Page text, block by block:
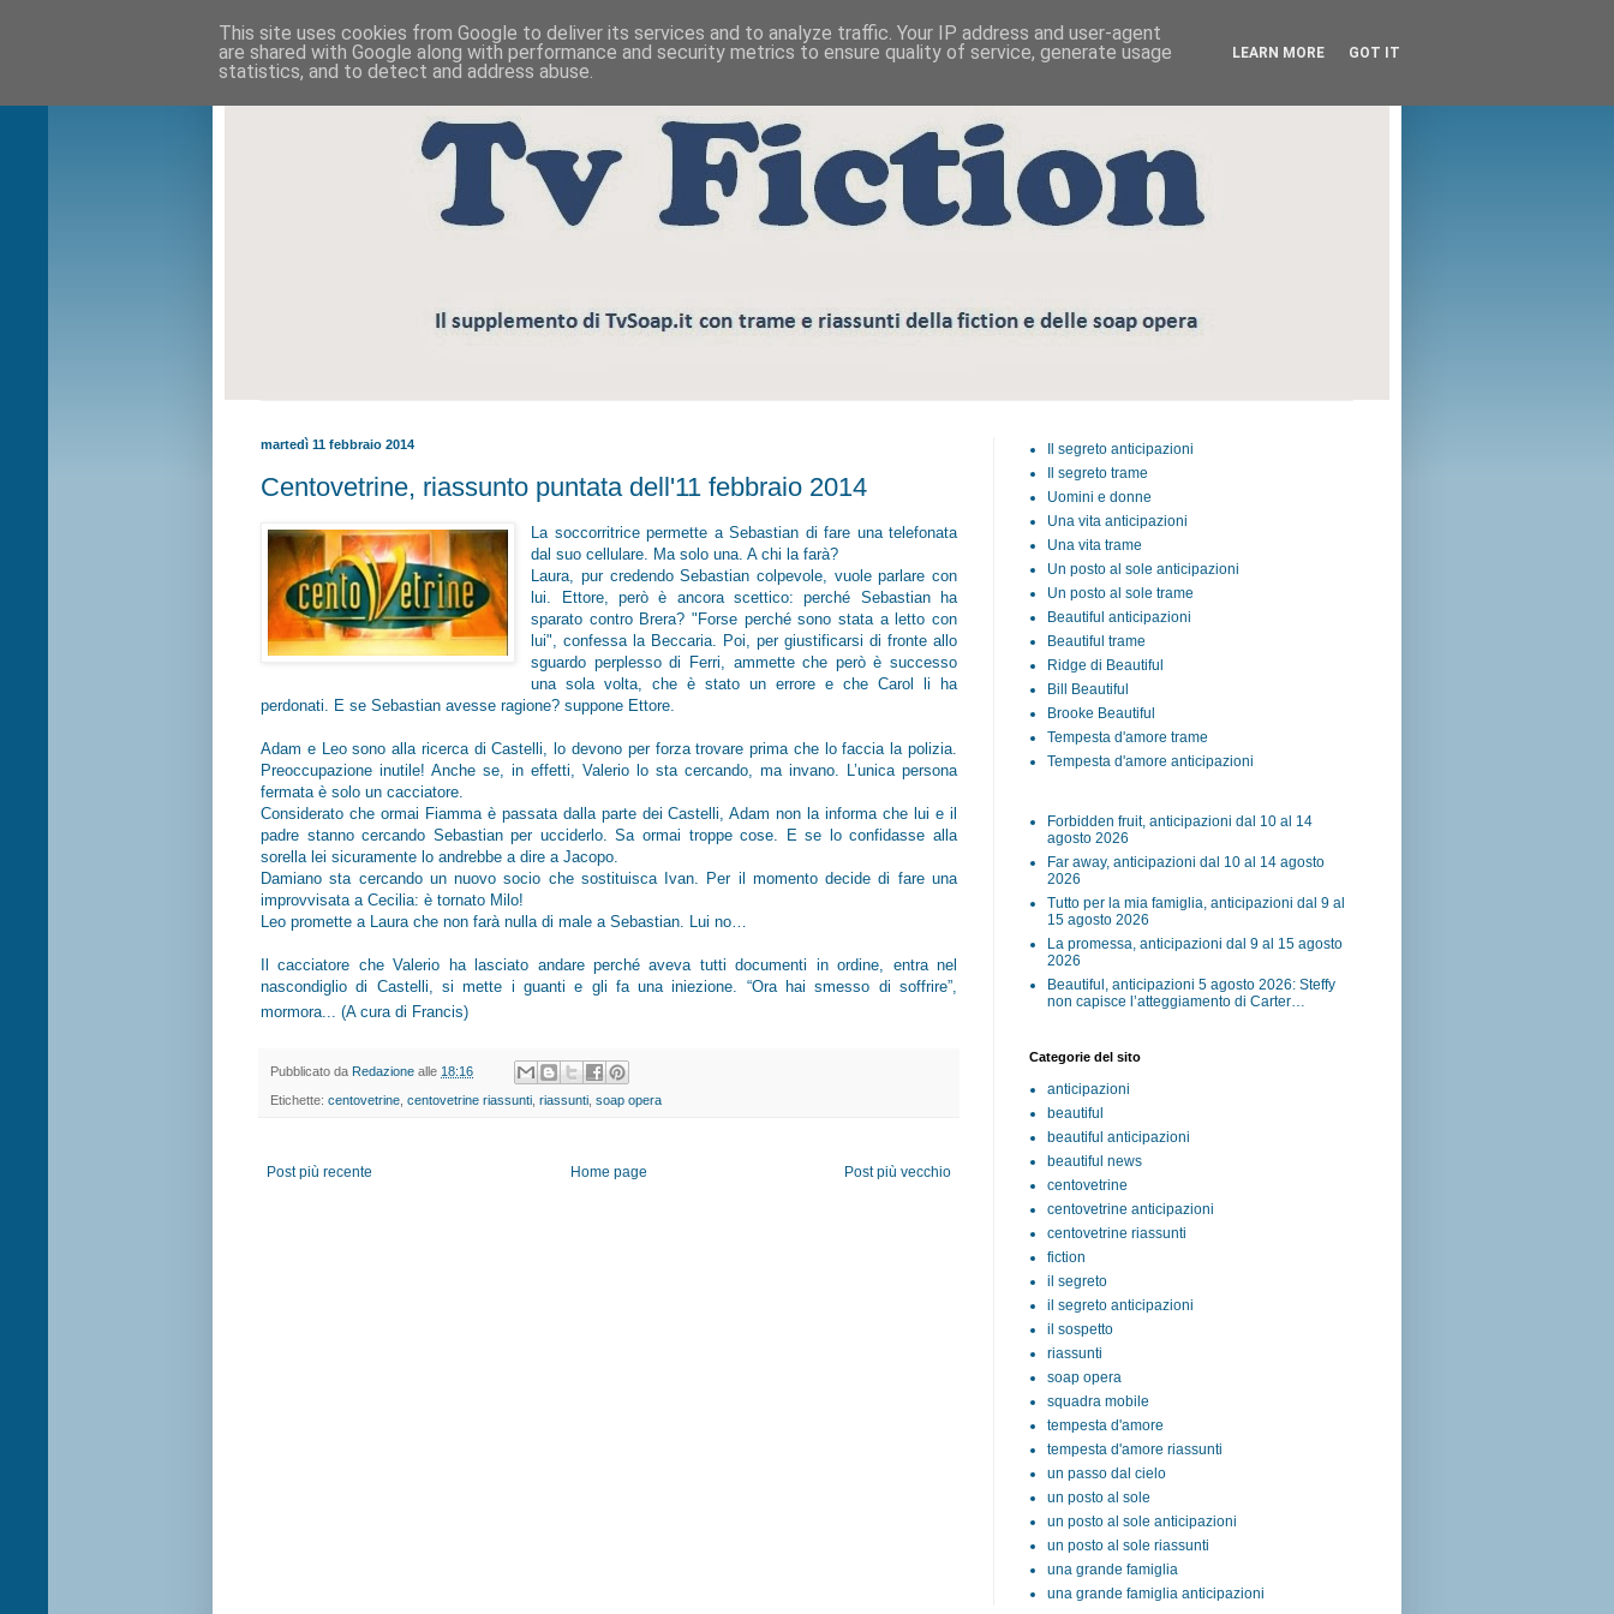
martedì 11 febbraio 2014
Centovetrine, riassunto puntata dell'11 febbraio 2014
La soccorritrice permette a Sebastian di fare una telefonata
dal suo cellulare. Ma solo una. A chi la farà?
Laura, pur credendo Sebastian colpevole, vuole parlare con
lui. Ettore, però è ancora scettico: perché Sebastian ha
sparato contro Brera? "Forse perché sono stata a letto con
lui", confessa la Beccaria. Poi, per giustificarsi di fronte allo
sguardo perplesso di Ferri, ammette che però è successo
una sola volta, che è stato un errore e che Carol li ha
perdonati. E se Sebastian avesse ragione? suppone Ettore.
Adam e Leo sono alla ricerca di Castelli, lo devono per forza trovare prima che lo faccia la polizia.
Preoccupazione inutile! Anche se, in effetti, Valerio lo sta cercando, ma invano. L’unica persona
fermata è solo un cacciatore.
Considerato che ormai Fiamma è passata dalla parte dei Castelli, Adam non la informa che lui e il
padre stanno cercando Sebastian per ucciderlo. Sa ormai troppe cose. E se lo confidasse alla
sorella lei sicuramente lo andrebbe a dire a Jacopo.
Damiano sta cercando un nuovo socio che sostituisca Ivan. Per il momento decide di fare una
improvvisata a Cecilia: è tornato Milo!
Leo promette a Laura che non farà nulla di male a Sebastian. Lui no…
Il cacciatore che Valerio ha lasciato andare perché aveva tutti documenti in ordine, entra nel
nascondiglio di Castelli, si mette i guanti e gli fa una iniezione. “Ora hai smesso di soffrire”,
mormora... (A cura di Francis)
Pubblicato da Redazione alle 18:16
Etichette: centovetrine centovetrine riassunti riassunti soap opera
Post più recente Post più vecchio
Home page
Il segreto anticipazioni
Il segreto trame
Uomini e donne
Una vita anticipazioni
Una vita trame
Un posto al sole anticipazioni
Un posto al sole trame
Beautiful anticipazioni
Beautiful trame
Ridge di Beautiful
Bill Beautiful
Brooke Beautiful
Tempesta d'amore trame
Tempesta d'amore anticipazioni
Forbidden fruit, anticipazioni dal 10 al 14
agosto 2026
Far away, anticipazioni dal 10 al 14 agosto
2026
Tutto per la mia famiglia, anticipazioni dal 9 al
15 agosto 2026
La promessa, anticipazioni dal 9 al 15 agosto
2026
Beautiful, anticipazioni 5 agosto 2026: Steffy
non capisce l’atteggiamento di Carter…
Categorie del sito
anticipazioni
beautiful
beautiful anticipazioni
beautiful news
centovetrine
centovetrine anticipazioni
centovetrine riassunti
fiction
il segreto
il segreto anticipazioni
il sospetto
riassunti
soap opera
squadra mobile
tempesta d'amore
tempesta d'amore riassunti
un passo dal cielo
un posto al sole
un posto al sole anticipazioni
un posto al sole riassunti
una grande famiglia
una grande famiglia anticipazioni
This site uses cookies from Google to deliver its services and to analyze traffic. Your IP address and user-agent
are shared with Google along with performance and security metrics to ensure quality of service, generate usage
statistics, and to detect and address abuse.
LEARN MORE GOT IT